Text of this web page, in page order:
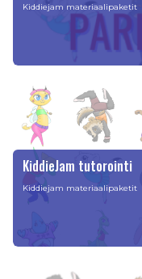
Kiddiejam materiaalipaketit
KiddieJam tutorointi
Kiddiejam materiaalipaketit